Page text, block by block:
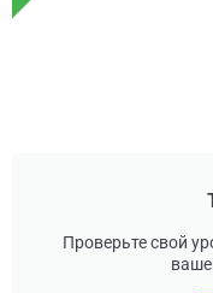
Проверьте свой